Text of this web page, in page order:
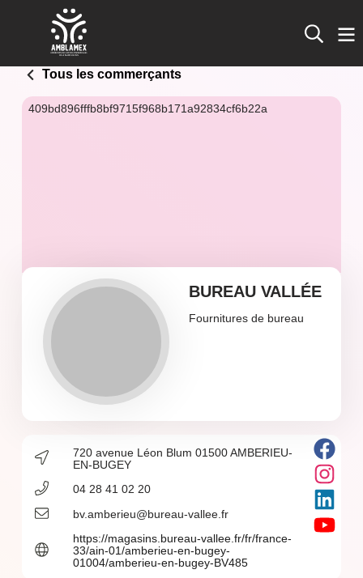
Tous les commerçants
409bd896fffb8bf9715f968b171a92834cf6b22a
BUREAU VALLÉE
Fournitures de bureau
720 avenue Léon Blum 01500 AMBERIEU-
EN-BUGEY
04 28 41 02 20
bv.amberieu@bureau-vallee.fr
https://magasins.bureau-vallee.fr/fr/france-
33/ain-01/amberieu-en-bugey-
01004/amberieu-en-bugey-BV485